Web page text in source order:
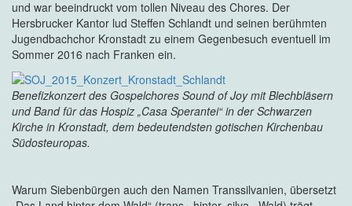
und war beeindruckt vom tollen Niveau des Chores. Der
Hersbrucker Kantor lud Steffen Schlandt und seinen berühmten
Jugendbachchor Kronstadt zu einem Gegenbesuch eventuell im
Sommer 2016 nach Franken ein.
Benefizkonzert des Gospelchores Sound of Joy mit Blechbläsern
und Band für das Hospiz „Casa Sperantei“ in der Schwarzen
Kirche in Kronstadt, dem bedeutendsten gotischen Kirchenbau
Südosteuropas.
Warum Siebenbürgen auch den Namen Transsilvanien, übersetzt